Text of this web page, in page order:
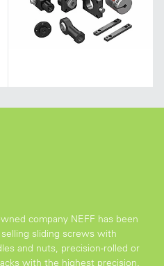
company NEFF has been
sliding screws with
and nuts, precision-rolled or
with the highest precision.